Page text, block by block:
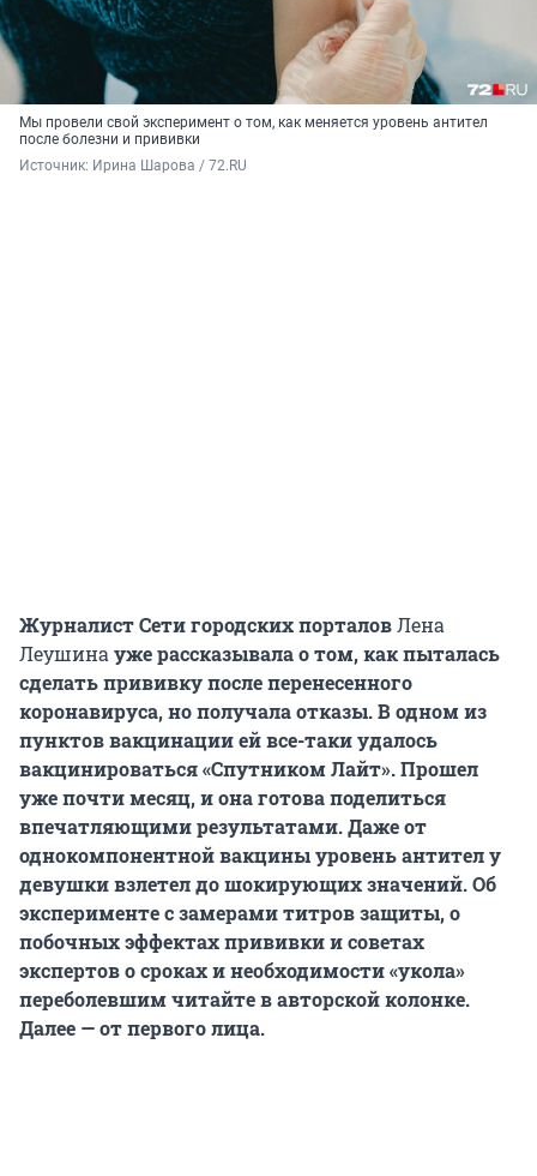
Мы провели свой эксперимент о том, как меняется уровень антител
после болезни и прививки
Источник: Ирина Шарова / 72.RU
Журналист Сети городских порталовЛена
Леушинауже рассказывала о том, как пыталась
сделать прививку после перенесенного
коронавируса, но получала отказы. В одном из
пунктов вакцинации ей все-таки удалось
вакцинироваться «Спутником Лайт». Прошел
уже почти месяц, и она готова поделиться
впечатляющими результатами. Даже от
однокомпонентной вакцины уровень антител у
девушки взлетел до шокирующих значений. Об
эксперименте с замерами титров защиты, о
побочных эффектах прививки и советах
экспертов о сроках и необходимости «укола»
переболевшим читайте в авторской колонке.
Далее — от первого лица.